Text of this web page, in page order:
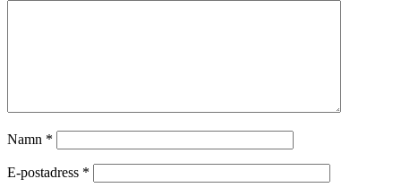
Namn *
E-postadress *